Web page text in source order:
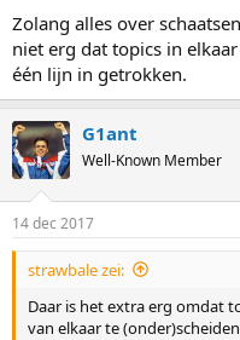
Zolang alles over
niet erg dat topics in
één lijn in getrokken.
G1ant
Well-Known Member
14 dec 2017
strawbale zei:
Daar is het extra erg omdat
van elkaar te